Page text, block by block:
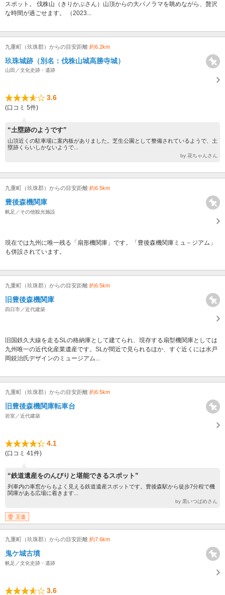
スポット。 伐株山（きりかぶさん）山頂からの大パノラマを眺めながら、贅沢
な時間が過ごせます。 （2023...
九重町（玖珠郡）からの目安距離 約6.2km
玖珠城跡（別名：伐株山城高勝寺城）
山田／文化史跡・遺跡
3.6
(口コミ 5件)
“土塁跡のようです”
山頂近くの駐車場に案内板がありました。芝生公園として整備されているようで、土
塁跡くらいしかないようで...
by 花ちゃんさん
九重町（玖珠郡）からの目安距離 約6.5km
豊後森機関庫
帆足／その他観光施設
現在では九州に唯一残る「扇形機関庫」です。「豊後森機関庫ミュ－ジアム」
も併設されています。
九重町（玖珠郡）からの目安距離 約6.5km
旧豊後森機関庫
四日市／近代建築
旧国鉄久大線を走るSLの格納庫として建てられ、現存する扇型機関庫としては
九州唯一の近代化産業遺産です。SLが間近で見られるほか、すぐ近くには水戸
岡鋭治氏デザインのミュージアム...
九重町（玖珠郡）からの目安距離 約6.5km
旧豊後森機関庫転車台
岩室／近代建築
4.1
(口コミ 41件)
“鉄道遺産をのんびりと堪能できるスポット”
列車内の車窓からもよく見える鉄道遺産スポットです。豊後森駅から徒歩7分程で機
関庫がある広場に着きます...
by 黒いつばめさん
王道
九重町（玖珠郡）からの目安距離 約7.6km
鬼ケ城古墳
帆足／文化史跡・遺跡
3.6